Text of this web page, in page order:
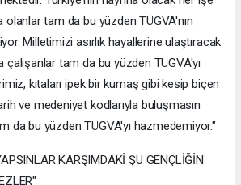
olanlar tam da bu yüzden TÜGVA'nın
Milletimizi asırlık hayallerine ulaştıracak
tam da bu yüzden TÜGVA'yı
kıtaları ipek bir kumaş gibi kesip biçen
ve medeniyet kodlarıyla buluşmasın
da bu yüzden TÜGVA'yı hazmedemiyor."
KARŞIMDAKİ ŞU GENÇLİĞİN